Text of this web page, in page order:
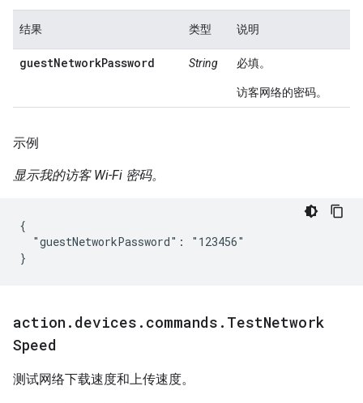
结果 类型 说明
guestNetworkPassword String 必填。
访客网络的密码。
示例
显示我的访客 Wi-Fi 密码。
{
  "guestNetworkPassword": "123456"
}
action . devices . commands . TestNetwork
Speed
测试网络下载速度和上传速度。